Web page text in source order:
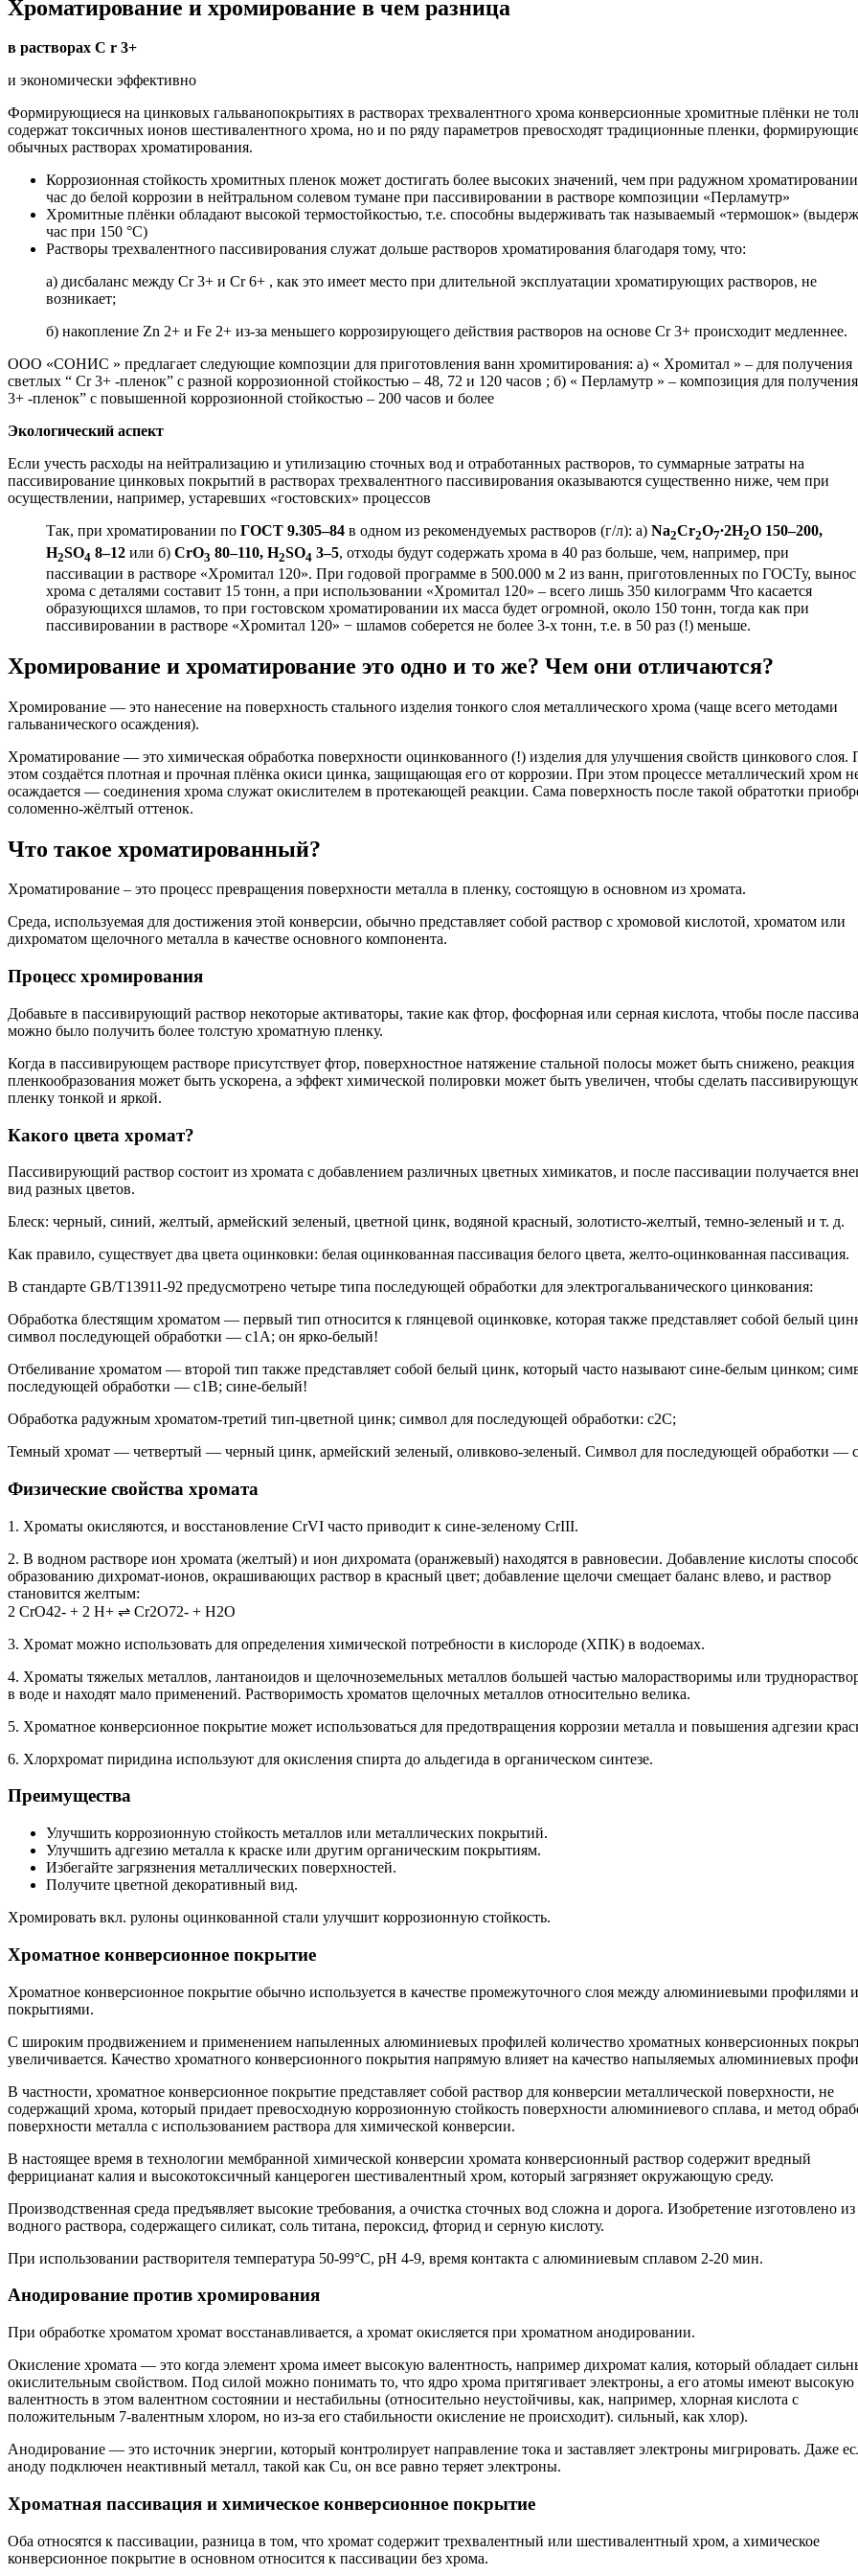
Хроматирование и хромирование в чем разница
в растворах C r 3+
и экономически эффективно
Формирующиеся на цинковых гальванопокрытиях в растворах трехвалентного хрома конверсионные хромитные плёнки не
содержат токсичных ионов шестивалентного хрома, но и по ряду параметров превосходят традиционные пленки,
обычных растворах хроматирования.
Коррозионная стойкость хромитных пленок может достигать более высоких значений, чем при радужном
час до белой коррозии в нейтральном солевом тумане при пассивировании в растворе композиции «Перламутр»
Хромитные плёнки обладают высокой термостойкостью, т.е. способны выдерживать так называемый «термошок»
час при 150 °С)
Растворы трехвалентного пассивирования служат дольше растворов хроматирования благодаря тому, что:
а) дисбаланс между Cr 3+ и Cr 6+ , как это имеет место при длительной эксплуатации хроматирующих растворов, не
возникает;
б) накопление Zn 2+ и Fe 2+ из-за меньшего коррозирующего действия растворов на основе Cr 3+ происходит медленнее.
ООО «СОНИС » предлагает следующие композции для приготовления ванн хромитирования: а) « Хромитал » – для получения
светлых “ Cr 3+ -пленок” с разной коррозионной стойкостью – 48, 72 и 120 часов ; б) « Перламутр » – композиция для
3+ -пленок” с повышенной коррозионной стойкостью – 200 часов и более
Экологический аспект
Если учесть расходы на нейтрализацию и утилизацию сточных вод и отработанных растворов, то суммарные затраты на
пассивирование цинковых покрытий в растворах трехвалентного пассивирования оказываются существенно ниже, чем при
осуществлении, например, устаревших «гостовских» процессов
Так, при хроматировании по ГОСТ 9.305–84 в одном из рекомендуемых растворов (г/л): а) Na2Cr2O7∙2H2O 150–200,
H2SO4 8–12 или б) CrO3 80–110, H2SO4 3–5, отходы будут содержать хрома в 40 раз больше, чем, например, при
пассивации в растворе «Хромитал 120». При годовой программе в 500.000 м 2 из ванн, приготовленных по ГОСТу, вынос
хрома с деталями составит 15 тонн, а при использовании «Хромитал 120» – всего лишь 350 килограмм Что касается
образующихся шламов, то при гостовском хроматировании их масса будет огромной, около 150 тонн, тогда как при
пассивировании в растворе «Хромитал 120» − шламов соберется не более 3-х тонн, т.е. в 50 раз (!) меньше.
Хромирование и хроматирование это одно и то же? Чем они отличаются?
Хромирование — это нанесение на поверхность стального изделия тонкого слоя металлического хрома (чаще всего методами
гальванического осаждения).
Хроматирование — это химическая обработка поверхности оцинкованного (!) изделия для улучшения свойств цинкового слоя.
этом создаётся плотная и прочная плёнка окиси цинка, защищающая его от коррозии. При этом процессе металлический хром
осаждается — соединения хрома служат окислителем в протекающей реакции. Сама поверхность после такой обратотки
соломенно-жёлтый оттенок.
Что такое хроматированный?
Хроматирование – это процесс превращения поверхности металла в пленку, состоящую в основном из хромата.
Среда, используемая для достижения этой конверсии, обычно представляет собой раствор с хромовой кислотой, хроматом или
дихроматом щелочного металла в качестве основного компонента.
Процесс хромирования
Добавьте в пассивирующий раствор некоторые активаторы, такие как фтор, фосфорная или серная кислота, чтобы после
можно было получить более толстую хроматную пленку.
Когда в пассивирующем растворе присутствует фтор, поверхностное натяжение стальной полосы может быть снижено, реакция
пленкообразования может быть ускорена, а эффект химической полировки может быть увеличен, чтобы сделать
пленку тонкой и яркой.
Какого цвета хромат?
Пассивирующий раствор состоит из хромата с добавлением различных цветных химикатов, и после пассивации получается
вид разных цветов.
Блеск: черный, синий, желтый, армейский зеленый, цветной цинк, водяной красный, золотисто-желтый, темно-зеленый и т. д.
Как правило, существует два цвета оцинковки: белая оцинкованная пассивация белого цвета, желто-оцинкованная пассивация.
В стандарте GB/T13911-92 предусмотрено четыре типа последующей обработки для электрогальванического цинкования:
Обработка блестящим хроматом — первый тип относится к глянцевой оцинковке, которая также представляет собой белый
символ последующей обработки — c1A; он ярко-белый!
Отбеливание хроматом — второй тип также представляет собой белый цинк, который часто называют сине-белым цинком;
последующей обработки — c1B; сине-белый!
Обработка радужным хроматом-третий тип-цветной цинк; символ для последующей обработки: c2C;
Темный хромат — четвертый — черный цинк, армейский зеленый, оливково-зеленый. Символ для последующей обработки —
Физические свойства хромата
1. Хроматы окисляются, и восстановление CrVI часто приводит к сине-зеленому CrIII.
2. В водном растворе ион хромата (желтый) и ион дихромата (оранжевый) находятся в равновесии. Добавление кислоты
образованию дихромат-ионов, окрашивающих раствор в красный цвет; добавление щелочи смещает баланс влево, и раствор
становится желтым:
2 CrO42- + 2 H+ ⇌ Cr2O72- + H2O
3. Хромат можно использовать для определения химической потребности в кислороде (ХПК) в водоемах.
4. Хроматы тяжелых металлов, лантаноидов и щелочноземельных металлов большей частью малорастворимы или
в воде и находят мало применений. Растворимость хроматов щелочных металлов относительно велика.
5. Хроматное конверсионное покрытие может использоваться для предотвращения коррозии металла и повышения адгезии
6. Хлорхромат пиридина используют для окисления спирта до альдегида в органическом синтезе.
Преимущества
Улучшить коррозионную стойкость металлов или металлических покрытий.
Улучшить адгезию металла к краске или другим органическим покрытиям.
Избегайте загрязнения металлических поверхностей.
Получите цветной декоративный вид.
Хромировать вкл. рулоны оцинкованной стали улучшит коррозионную стойкость.
Хроматное конверсионное покрытие
Хроматное конверсионное покрытие обычно используется в качестве промежуточного слоя между алюминиевыми профилями и
покрытиями.
С широким продвижением и применением напыленных алюминиевых профилей количество хроматных конверсионных
увеличивается. Качество хроматного конверсионного покрытия напрямую влияет на качество напыляемых алюминиевых
В частности, хроматное конверсионное покрытие представляет собой раствор для конверсии металлической поверхности, не
содержащий хрома, который придает превосходную коррозионную стойкость поверхности алюминиевого сплава, и метод
поверхности металла с использованием раствора для химической конверсии.
В настоящее время в технологии мембранной химической конверсии хромата конверсионный раствор содержит вредный
феррицианат калия и высокотоксичный канцероген шестивалентный хром, который загрязняет окружающую среду.
Производственная среда предъявляет высокие требования, а очистка сточных вод сложна и дорога. Изобретение изготовлено из
водного раствора, содержащего силикат, соль титана, пероксид, фторид и серную кислоту.
При использовании растворителя температура 50-99°С, рН 4-9, время контакта с алюминиевым сплавом 2-20 мин.
Анодирование против хромирования
При обработке хроматом хромат восстанавливается, а хромат окисляется при хроматном анодировании.
Окисление хромата — это когда элемент хрома имеет высокую валентность, например дихромат калия, который обладает
окислительным свойством. Под силой можно понимать то, что ядро ​​хрома притягивает электроны, а его атомы имеют высокую
валентность в этом валентном состоянии и нестабильны (относительно неустойчивы, как, например, хлорная кислота с
положительным 7-валентным хлором, но из-за его стабильности окисление не происходит). сильный, как хлор).
Анодирование — это источник энергии, который контролирует направление тока и заставляет электроны мигрировать. Даже
аноду подключен неактивный металл, такой как Cu, он все равно теряет электроны.
Хроматная пассивация и химическое конверсионное покрытие
Оба относятся к пассивации, разница в том, что хромат содержит трехвалентный или шестивалентный хром, а химическое
конверсионное покрытие в основном относится к пассивации без хрома.